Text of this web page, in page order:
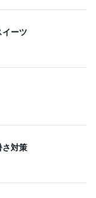
ーツ
さ対策